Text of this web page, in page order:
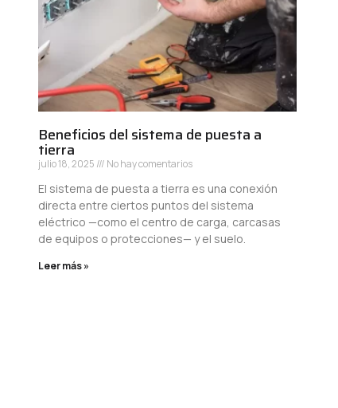
Beneficios del sistema de puesta a
tierra
julio 18, 2025 No hay comentarios
El sistema de puesta a tierra es una conexión
directa entre ciertos puntos del sistema
eléctrico —como el centro de carga, carcasas
de equipos o protecciones— y el suelo.
Leer más »